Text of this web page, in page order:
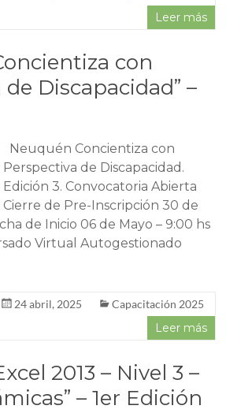
Leer más
con
Discapacidad” –
Neuquén Concientiza con
Perspectiva de Discapacidad.
Edición 3. Convocatoria Abierta
Cierre de Pre-Inscripción 30 de
de Inicio 06 de Mayo – 9:00 hs
Virtual Autogestionado
24 abril, 2025 Capacitación 2025
Leer más
2013 – Nivel 3 –
– 1er Edición